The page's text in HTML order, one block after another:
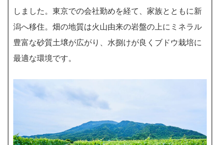
しました。東京での会社勤めを経て、家族とともに新
潟へ移住。畑の地質は火山由来の岩盤の上にミネラル
豊富な砂質土壌が広がり、水捌けが良くブドウ栽培に
最適な環境です。